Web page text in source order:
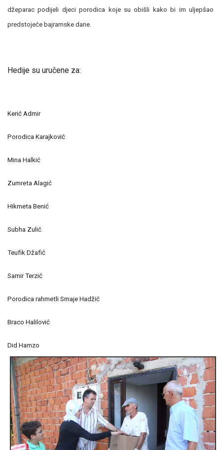
džeparac podijeli djeci porodica koje su obišli kako bi im uljepšao
predstojeće bajramske dane.
Hedije su uručene za:
Kerić Admir
Porodica Karajković
Mina Halkić
Zumreta Alagić
Hikmeta Benić
Subha Zulić
Teufik Džafić
Samir Terzić
Porodica rahmetli Smaje Hadžić
Braco Halilović
Did Hamzo